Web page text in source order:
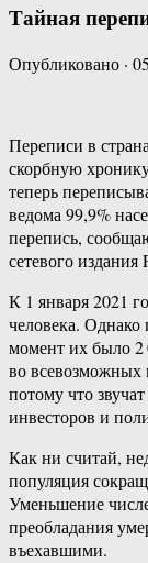
Тайная
Опубликовано ·
Переписи в
скорбную
теперь
ведома 99,9%
перепись,
сетевого издания
К 1 января 2021
человека. Однако
момент их было 2
во всевозможных
потому что
инвесторов и
Как ни считай,
популяция
Уменьшение
преобладания
въехавшими.